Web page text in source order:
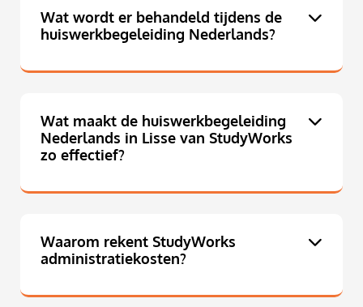
Wat wordt er behandeld tijdens de
huiswerkbegeleiding Nederlands?
Wat maakt de huiswerkbegeleiding
Nederlands in Lisse van StudyWorks
zo effectief?
Waarom rekent StudyWorks
administratiekosten?